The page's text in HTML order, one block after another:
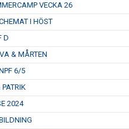
VECKA 26
I HÖST
D
& MÅRTEN
6/5
2024